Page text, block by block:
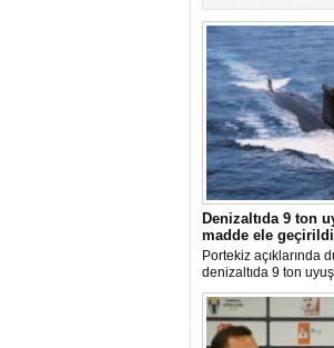
Denizaltıda 9 ton
madde ele geçirildi
Portekiz açıklarında
denizaltıda 9 ton
geçirilirken, ülke
uyuşturucu
olarak kayda geçen
gözaltına alındı.